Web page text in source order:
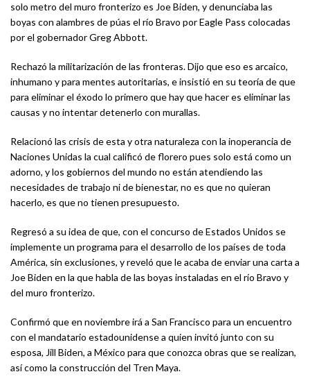
solo metro del muro fronterizo es Joe Biden, y denunciaba las
boyas con alambres de púas el río Bravo por Eagle Pass colocadas
por el gobernador Greg Abbott.
Rechazó la militarización de las fronteras. Dijo que eso es arcaico,
inhumano y para mentes autoritarias, e insistió en su teoría de que
para eliminar el éxodo lo primero que hay que hacer es eliminar las
causas y no intentar detenerlo con murallas.
Relacionó las crisis de esta y otra naturaleza con la inoperancia de
Naciones Unidas la cual calificó de florero pues solo está como un
adorno, y los gobiernos del mundo no están atendiendo las
necesidades de trabajo ni de bienestar, no es que no quieran
hacerlo, es que no tienen presupuesto.
Regresó a su idea de que, con el concurso de Estados Unidos se
implemente un programa para el desarrollo de los países de toda
América, sin exclusiones, y reveló que le acaba de enviar una carta a
Joe Biden en la que habla de las boyas instaladas en el río Bravo y
del muro fronterizo.
Confirmó que en noviembre irá a San Francisco para un encuentro
con el mandatario estadounidense a quien invitó junto con su
esposa, Jill Biden, a México para que conozca obras que se realizan,
así como la construcción del Tren Maya.